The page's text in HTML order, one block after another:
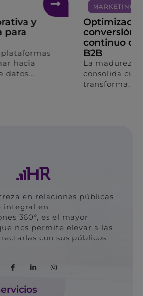
del funnel de
el análisis
métricas en marketing
una estrategia digital se
la captura de datos se
en relaciones públicas
integral en
360°, es el mayor
nos permite elevar a las
con sus públicos